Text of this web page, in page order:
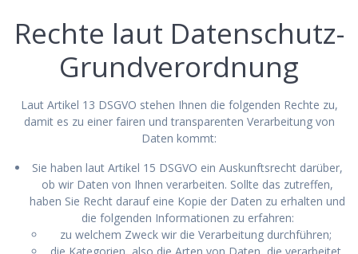
Rechte laut Datenschutz-
Grundverordnung
Laut Artikel 13 DSGVO stehen Ihnen die folgenden Rechte zu,
damit es zu einer fairen und transparenten Verarbeitung von
Daten kommt:
Sie haben laut Artikel 15 DSGVO ein Auskunftsrecht darüber,
ob wir Daten von Ihnen verarbeiten. Sollte das zutreffen,
haben Sie Recht darauf eine Kopie der Daten zu erhalten und
die folgenden Informationen zu erfahren:
zu welchem Zweck wir die Verarbeitung durchführen;
die Kategorien, also die Arten von Daten, die verarbeitet